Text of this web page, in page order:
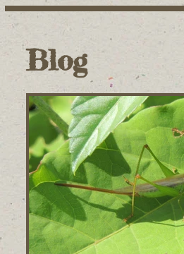
Blog